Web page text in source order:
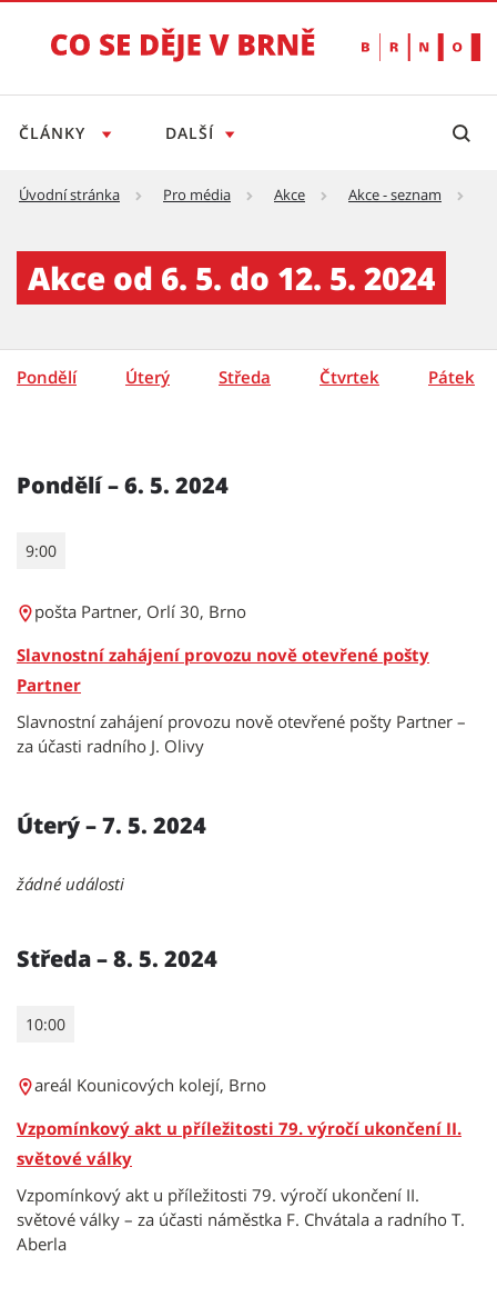
ČLÁNKY DALŠÍ
Úvodní stránka Pro média Akce Akce - seznam
Akce od 6. 5. do 12. 5. 2024
Pondělí Úterý Středa Čtvrtek Pátek
Pondělí – 6. 5. 2024
9:00
pošta Partner, Orlí 30, Brno
Slavnostní zahájení provozu nově otevřené pošty
Partner
Slavnostní zahájení provozu nově otevřené pošty Partner –
za účasti radního J. Olivy
Úterý – 7. 5. 2024
žádné události
Středa – 8. 5. 2024
10:00
areál Kounicových kolejí, Brno
Vzpomínkový akt u příležitosti 79. výročí ukončení II.
světové války
Vzpomínkový akt u příležitosti 79. výročí ukončení II.
světové války – za účasti náměstka F. Chvátala a radního T.
Aberla